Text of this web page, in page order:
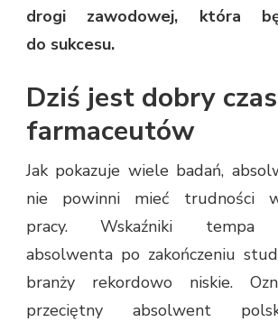
drogi zawodowej, która
do sukcesu.
Dziś jest dobry
farmaceutów
Jak pokazuje wiele badań,
nie powinni mieć trudności
pracy. Wskaźniki tempa
absolwenta po zakończeniu
branży rekordowo niskie.
przeciętny absolwent